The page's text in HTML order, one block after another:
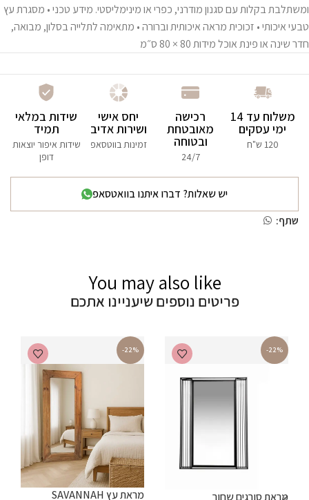
ומשתלבת בקלות עם סגנון מודרני, כפרי או מינימליסטי. מידע טכני • מסגרת עץ
טבעי איכותי • זכוכית מראה איכותית וברורה • מתאימה לתלייה בסלון, מבואה,
חדר שינה או פינת אוכל מידות 80 × 80 ס״מ
משלוח עד 14
ימי עסקים
120 ש"ח
רכישה
מאובטחת
ובטוחה
24/7
יחס אישי
ושירות אדיב
זמינות בווטסאפ
שידות במלאי
תמיד
שידות איפור יוצאות
דופן
יש שאלות? דברו איתנו בוואטסאפ
שתף:
You may also like
פריטים נוספים שיעניינו אתכם
-22%
מראת סורגים שחור
-22%
מראת עץ SAVANNAH